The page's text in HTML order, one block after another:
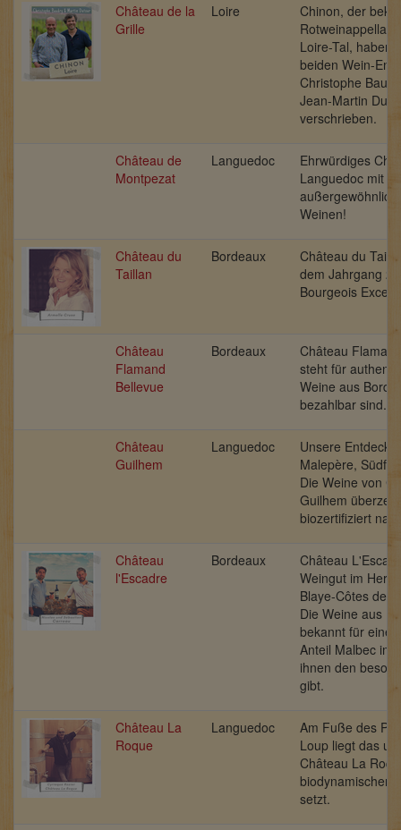
Château de la
Grille
Loire
Chinon, der
Loire-Tal, haben
beiden Wein-
Christophe
Jean-Martin
verschrieben.
Château de
Montpezat
Languedoc
Ehrwürdiges
Languedoc mit
Weinen!
Château du
Taillan
Bordeaux
Château du
dem Jahrgang
Bourgeois
Château
Flamand
Bellevue
Bordeaux
Château
steht für
Weine aus
bezahlbar sind.
Château
Guilhem
Languedoc
Unsere
Malepère,
Die Weine von
Guilhem
biozertifiziert
Château
l'Escadre
Bordeaux
Château
Weingut im
Blaye-Côtes de
Die Weine aus
bekannt für
Anteil Malbec im
ihnen den
gibt.
Château La
Roque
Languedoc
Am Fuße des Pic
Loup liegt das
Château La
biodynamischen
setzt.